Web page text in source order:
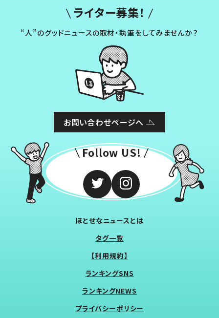
ライター募集！
“人”のグッドニュースの取材・執筆をしてみませんか？
お問い合わせページへ
Follow US!
ほとせなニュースとは
タグ一覧
【利用規約】
ランキングSNS
ランキングNEWS
プライバシーポリシー